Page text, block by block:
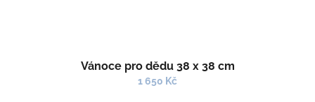
Vánoce pro dědu 38 x 38 cm
1 650 Kč